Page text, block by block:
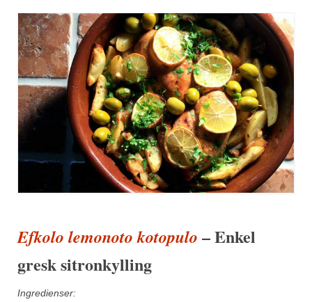
Efkolo lemonoto kotopulo – Enkel
gresk sitronkylling
Ingredienser: